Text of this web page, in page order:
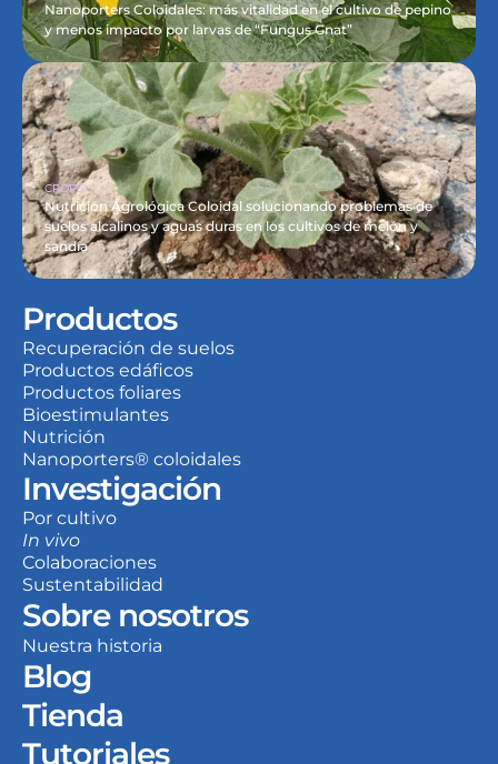
Nanoporters Coloidales: más vitalidad en el cultivo de pepino
y menos impacto por larvas de “Fungus Gnat”
CROPS
Nutrición Agrológica Coloidal solucionando problemas de
suelos alcalinos y aguas duras en los cultivos de melón y
sandía
Productos
Recuperación de suelos
Productos edáficos
Productos foliares
Bioestimulantes
Nutrición
Nanoporters® coloidales
Investigación
Por cultivo
In vivo
Colaboraciones
Sustentabilidad
Sobre nosotros
Nuestra historia
Blog
Tienda
Tutoriales